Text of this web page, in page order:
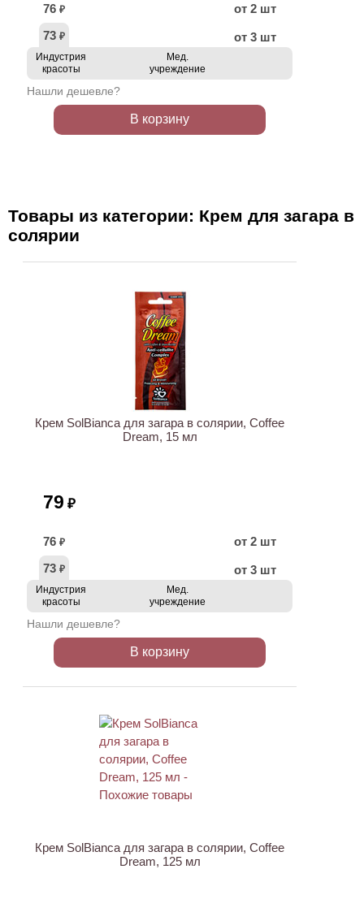
76 ₽
от 2 шт
73 ₽ от 3 шт
Индустрия
красоты
Мед.
учреждение
Нашли дешевле?
В корзину
Товары из категории: Крем для загара в
солярии
Крем SolBianca для загара в солярии, Coffee
Dream, 15 мл
79 ₽
76 ₽
от 2 шт
73 ₽ от 3 шт
Индустрия
красоты
Мед.
учреждение
Нашли дешевле?
В корзину
Крем SolBianca для загара в солярии, Coffee
Dream, 125 мл